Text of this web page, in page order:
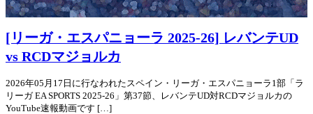
[リーガ・エスパニョーラ 2025-26] レバンテUD
vs RCDマジョルカ
2026年05月17日に行なわれたスペイン・リーガ・エスパニョーラ1部「ラ
リーガ EA SPORTS 2025-26」第37節、レバンテUD対RCDマジョルカの
YouTube速報動画です […]